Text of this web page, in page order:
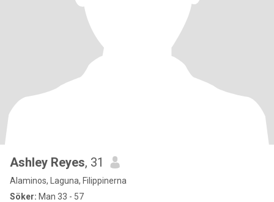
Ashley Reyes, 31
Alaminos, Laguna, Filippinerna
Söker: Man 33 - 57